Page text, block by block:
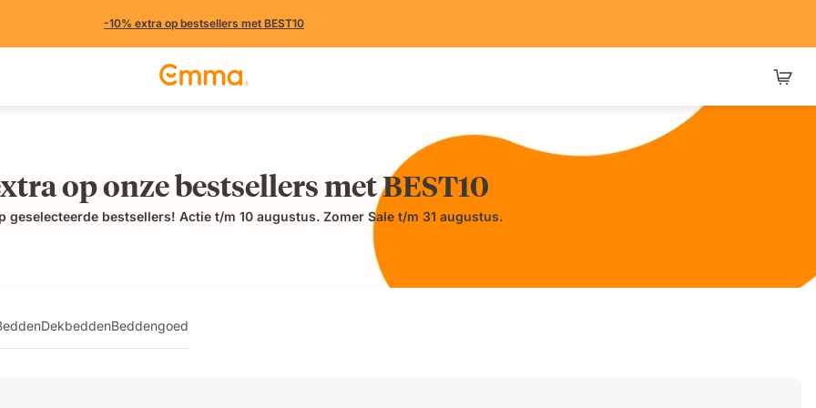
-10% extra op bestsellers met BEST10
op onze bestsellers met BEST10
geselecteerde bestsellers! Actie t/m 10 augustus. Zomer Sale t/m 31 augustus.
DekbeddenBeddengoed